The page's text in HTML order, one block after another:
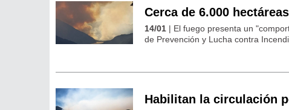
Cerca de 6.000
14/01 | El fuego presenta un
de Prevención y Lucha contra
Habilitan la circulación